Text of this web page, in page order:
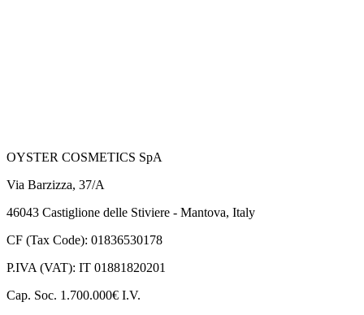
OYSTER COSMETICS SpA
Via Barzizza, 37/A
46043 Castiglione delle Stiviere - Mantova, Italy
CF (Tax Code): 01836530178
P.IVA (VAT): IT 01881820201
Cap. Soc. 1.700.000€ I.V.